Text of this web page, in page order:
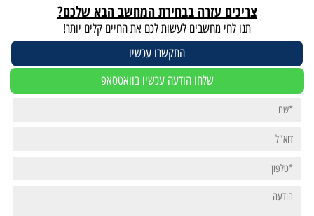
צריכים עזרה בבחירת המחשב הבא שלכם?
תנו לחי מחשבים לעשות לכם את החיים קלים יותר!
התקשרו עכשיו
שלחו הודעה עכשיו בוואטסאפ